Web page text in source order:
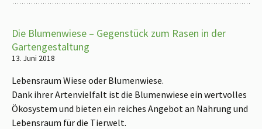
Die Blumenwiese – Gegenstück zum Rasen in der
Gartengestaltung
13. Juni 2018
Lebensraum Wiese oder Blumenwiese.
Dank ihrer Artenvielfalt ist die Blumenwiese ein wertvolles
Ökosystem und bieten ein reiches Angebot an Nahrung und
Lebensraum für die Tierwelt.